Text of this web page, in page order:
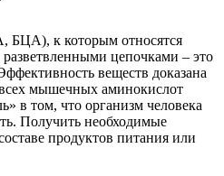
к которым относятся
цепочками – это
веществ доказана
мышечных аминокислот
в том, что организм человека
Получить необходимые
продуктов питания или